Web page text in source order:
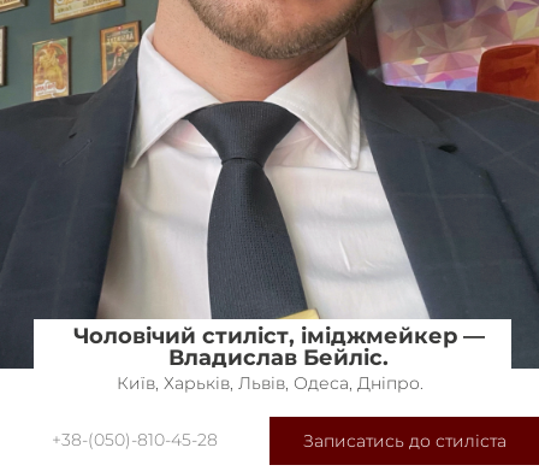
Чоловічий стиліст, іміджмейкер —
Владислав Бейліс.
Київ, Харьків, Львів, Одеса, Дніпро.
+38-(050)-810-45-28 Записатись до стиліста